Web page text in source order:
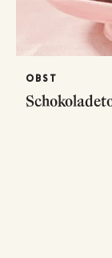
OBST